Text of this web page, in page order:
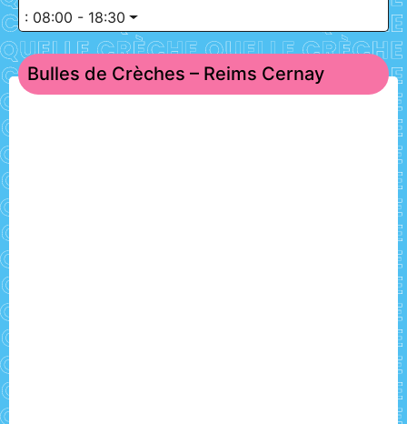
: 08:00 - 18:30
Bulles de Crèches – Reims Cernay